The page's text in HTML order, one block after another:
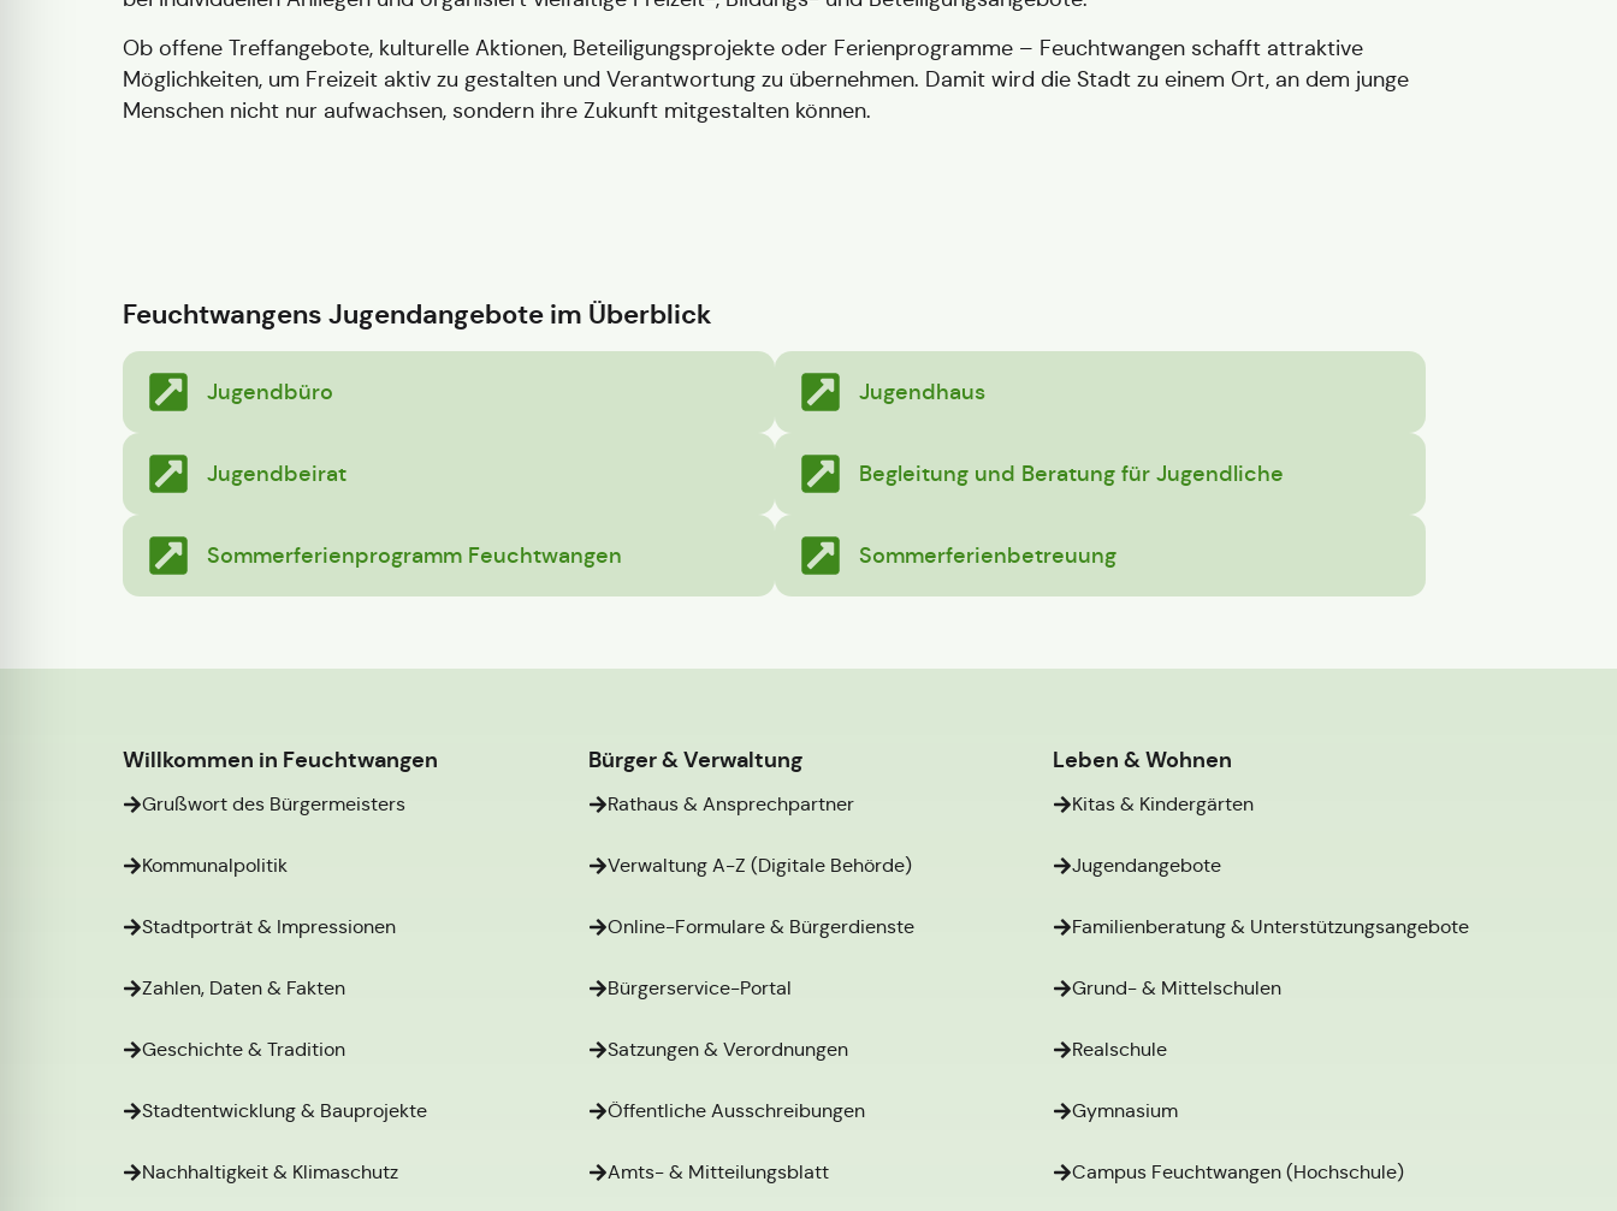
Ob offene Treffangebote, kulturelle Aktionen, Beteiligungsprojekte oder Ferienprogramme – Feuchtwangen schafft attraktive
Möglichkeiten, um Freizeit aktiv zu gestalten und Verantwortung zu übernehmen. Damit wird die Stadt zu einem Ort, an dem junge
Menschen nicht nur aufwachsen, sondern ihre Zukunft mitgestalten können.
Feuchtwangens Jugendangebote im Überblick
Jugendbüro Jugendhaus
Jugendbeirat Begleitung und Beratung für Jugendliche
Sommerferienprogramm Feuchtwangen Sommerferienbetreuung
Willkommen in Feuchtwangen
Grußwort des Bürgermeisters
Kommunalpolitik
Stadtporträt & Impressionen
Zahlen, Daten & Fakten
Geschichte & Tradition
Stadtentwicklung & Bauprojekte
Nachhaltigkeit & Klimaschutz
Bürger & Verwaltung
Rathaus & Ansprechpartner
Verwaltung A-Z (Digitale Behörde)
Online-Formulare & Bürgerdienste
Bürgerservice-Portal
Satzungen & Verordnungen
Öffentliche Ausschreibungen
Amts- & Mitteilungsblatt
Leben & Wohnen
Kitas & Kindergärten
Jugendangebote
Familienberatung & Unterstützungsangebote
Grund- & Mittelschulen
Realschule
Gymnasium
Campus Feuchtwangen (Hochschule)